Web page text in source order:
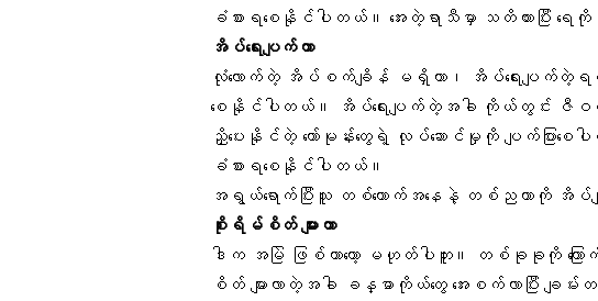
ခံစားရစေနိုင်ပါတယ်။ အေးတဲ့ရာသီမှာ သတိထားပြီး ရေ
အိပ်ရေးပျက်တာ
လုံလောက်တဲ့ အိပ်စက်ချိန် မရှိတာ၊ အိပ်ရေးပျက်တဲ့ရက်တွ
စေနိုင်ပါတယ်။ အိပ်ရေးပျက်တဲ့အခါ ကိုယ်တွင်း
ညှိပေးနိုင်တဲ့ ဟော်မုန်းတွေရဲ့ လုပ်ဆောင်မှုကို ပျက်ပြား
ခံစားရစေနိုင်ပါတယ်။
အရွယ်ရောက်ပြီးသူ တစ်ယောက်အနေနဲ့ တစ်ညတာကို
စိုးရိမ်စိတ် များတာ
ဒါက အမြဲ ဖြစ်တာတော့ မဟုတ်ပါဘူး။ တစ်ခုခုကို ကြေ
စိတ် များလာတဲ့အခါ ခန္ဓာကိုယ်တွေ အေးစက်လာပြီး ခ